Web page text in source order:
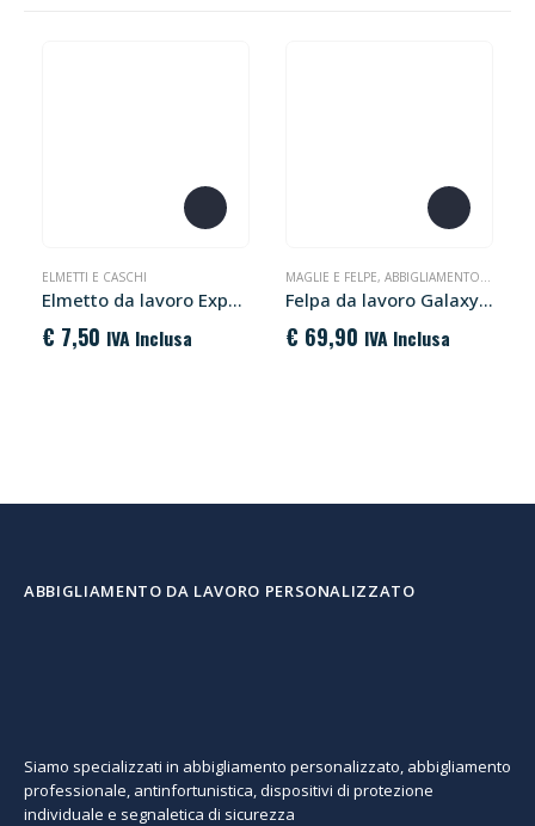
Questo prodotto ha più varianti. Le opzioni possono essere scelte nella pagina del prodotto
ELMETTI E CASCHI
Elmetto da lavoro Expertbase PW50 Portwest
€ 7,50 IVA Inclusa
Questo prodotto ha più varianti. Le opzioni possono essere scelte nella pagina del prodotto
MAGLIE E FELPE, ABBIGLIAMENTO DA LAVORO
Felpa da lavoro Galaxy U-Power
€ 69,90 IVA Inclusa
ABBIGLIAMENTO DA LAVORO PERSONALIZZATO
Siamo specializzati in abbigliamento personalizzato, abbigliamento
professionale, antinfortunistica, dispositivi di protezione
individuale e segnaletica di sicurezza